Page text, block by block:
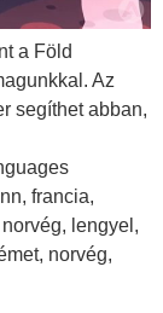
a Föld
Az
segíthet abban,
francia,
lengyel,
norvég,